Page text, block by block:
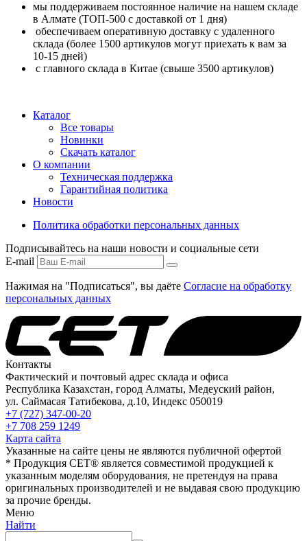
мы поддерживаем постоянное наличие на нашем складе
в Алмате (ТОП-500 с доставкой от 1 дня)
обеспечиваем оперативную доставку с удаленного
склада (более 1500 артикулов могут приехать к вам за
10-15 дней)
с главного склада в Китае (свыше 3500 артикулов)
Каталог
Все товары
Новинки
Скачать каталог
О компании
Техническая поддержка
Гарантийная политика
Новости
Политика обработки персональных данных
Подписывайтесь на наши новости и социальные сети
E-mail
Нажимая на "Подписаться", вы даёте Согласие на обработку
персональных данных
Контакты
Фактический и почтовый адрес склада и офиса
Республика Казахстан, город Алматы, Медеуский район,
ул. Саймасая Татибекова, д.10, Индекс 050019
+7 (727) 347-00-20
+7 708 259 1249
Карта сайта
Указанные на сайте цены не являются публичной офертой
* Продукция СЕТ® является совместимой продукцией к
указанным моделям оборудования, не претендуя на права
оригинальных производителей и не выдавая свою продукцию
за прочие бренды.
Меню
Найти